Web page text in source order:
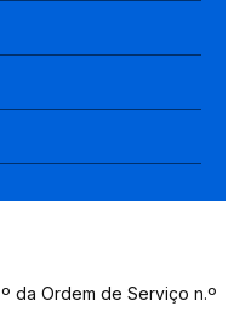
da Ordem de Serviço n.º